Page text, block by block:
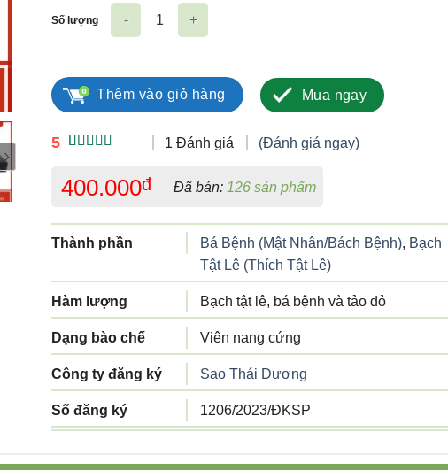
5
đánh giá
1 Đánh giá (Đánh giá ngay)
400.000đ Đã bán: 126 sản phẩm
Thành phần Bá Bệnh (Mật Nhân/Bách Bệnh), Bạch
Tật Lê (Thích Tật Lê)
Hàm lượng Bạch tật lê, bá bệnh và tảo đỏ
Dạng bào chế Viên nang cứng
Công ty đăng ký Sao Thái Dương
Số đăng ký 1206/2023/ĐKSP
Số lượng
Thêm vào giỏ hàng Mua ngay